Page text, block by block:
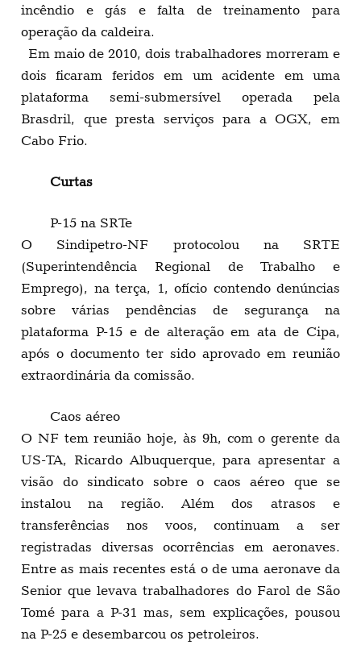
incêndio e gás e falta de treinamento para
operação da caldeira.
Em maio de 2010, dois trabalhadores morreram e
dois ficaram feridos em um acidente em uma
plataforma semi-submersível operada pela
Brasdril, que presta serviços para a OGX, em
Cabo Frio.
Curtas
P-15 na SRTe
O Sindipetro-NF protocolou na SRTE
(Superintendência Regional de Trabalho e
Emprego), na terça, 1, ofício contendo denúncias
sobre várias pendências de segurança na
plataforma P-15 e de alteração em ata de Cipa,
após o documento ter sido aprovado em reunião
extraordinária da comissão.
Caos aéreo
O NF tem reunião hoje, às 9h, com o gerente da
US-TA, Ricardo Albuquerque, para apresentar a
visão do sindicato sobre o caos aéreo que se
instalou na região. Além dos atrasos e
transferências nos voos, continuam a ser
registradas diversas ocorrências em aeronaves.
Entre as mais recentes está o de uma aeronave da
Senior que levava trabalhadores do Farol de São
Tomé para a P-31 mas, sem explicações, pousou
na P-25 e desembarcou os petroleiros.